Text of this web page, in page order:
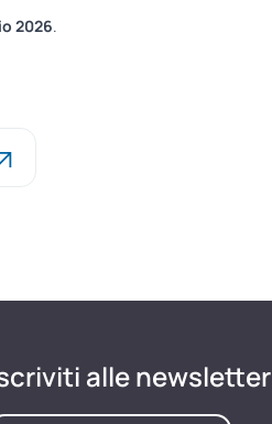
2026.
alle newsletter